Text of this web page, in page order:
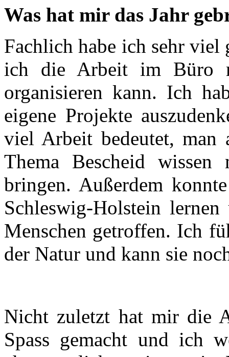
Was hat mir das Jahr
Fachlich habe ich sehr viel
ich die Arbeit im Büro
organisieren kann. Ich
eigene Projekte
viel Arbeit bedeutet, man
Thema Bescheid
bringen. Außerdem
Schleswig-Holstein
Menschen getroffen. Ich
der Natur und kann sie
Nicht zuletzt hat mir die
Spass gemacht und ich